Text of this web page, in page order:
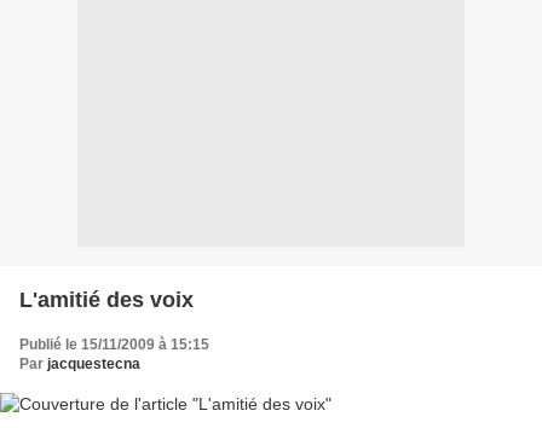
L'amitié des voix
Publié le 15/11/2009 à 15:15
Par jacquestecna